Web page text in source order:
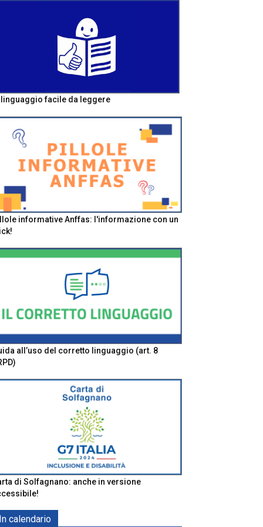
linguaggio facile da leggere
informative Anffas: l'informazione con un
all’uso del corretto linguaggio (art. 8
di Solfagnano: anche in versione
In calendario